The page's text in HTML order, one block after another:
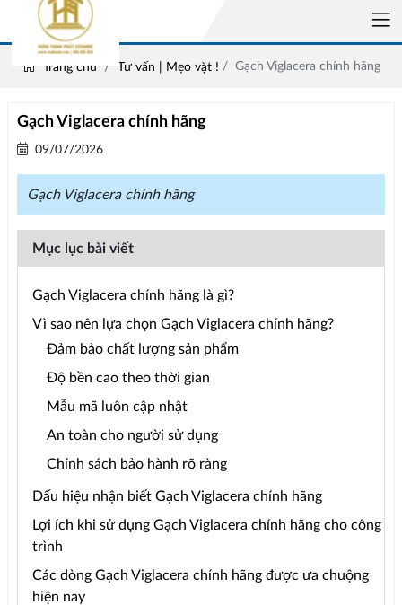
Trang chủ Tư vấn | Mẹo vặt ! Gạch Viglacera chính hãng
Gạch Viglacera chính hãng
09/07/2026
Gạch Viglacera chính hãng
Mục lục bài viết
Gạch Viglacera chính hãng là gì?
Vì sao nên lựa chọn Gạch Viglacera chính hãng?
Đảm bảo chất lượng sản phẩm
Độ bền cao theo thời gian
Mẫu mã luôn cập nhật
An toàn cho người sử dụng
Chính sách bảo hành rõ ràng
Dấu hiệu nhận biết Gạch Viglacera chính hãng
Lợi ích khi sử dụng Gạch Viglacera chính hãng cho công
trình
Các dòng Gạch Viglacera chính hãng được ưa chuộng
hiện nay